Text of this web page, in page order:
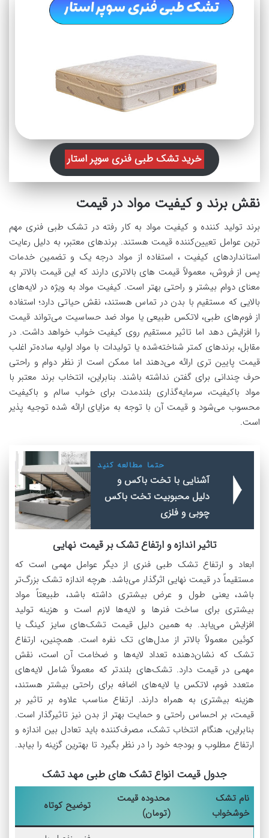
خرید تشک طبی فنری سوپر استار
نقش برند و کیفیت مواد در قیمت
برند تولید کننده و کیفیت مواد به کار رفته در تشک طبی فنری مهم‌
ترین عوامل تعیین‌کننده قیمت هستند. برندهای معتبر، به دلیل رعایت
استانداردهای کیفیت ، استفاده از مواد درجه یک و تضمین خدمات
پس از فروش، معمولاً قیمت‌ های بالاتری دارند که این قیمت بالاتر به
معنای دوام بیشتر و راحتی بهتر است. کیفیت مواد به ویژه در لایه‌های
بالایی که مستقیم با بدن در تماس هستند، نقش حیاتی دارد؛ استفاده
از فوم‌های طبی، لاتکس طبیعی یا مواد ضد حساسیت می‌تواند قیمت
را افزایش دهد اما تاثیر مستقیم روی کیفیت خواب خواهد داشت. در
مقابل، برندهای کمتر شناخته‌شده یا تولیدات با مواد اولیه ساده‌تر اغلب
قیمت پایین‌ تری ارائه می‌دهند اما ممکن است از نظر دوام و راحتی
حرف چندانی برای گفتن نداشته باشند. بنابراین، انتخاب برند معتبر با
مواد باکیفیت، سرمایه‌گذاری بلندمدت برای خواب سالم و باکیفیت
محسوب می‌شود و قیمت آن با توجه به مزایای ارائه شده توجیه‌ پذیر
است.
حتما مطالعه کنید
آشنایی با تخت باکس و
دلیل محبوبیت تخت باکس
چوبی و فلزی
تاثیر اندازه و ارتفاع تشک بر قیمت نهایی
ابعاد و ارتفاع تشک طبی فنری از دیگر عوامل مهمی است که
مستقیماً در قیمت نهایی اثرگذار می‌باشد. هرچه اندازه تشک بزرگ‌تر
باشد، یعنی طول و عرض بیشتری داشته باشد، طبیعتاً مواد
بیشتری برای ساخت فنرها و لایه‌ها لازم است و هزینه تولید
افزایش می‌یابد. به همین دلیل قیمت تشک‌های سایز کینگ یا
کوئین معمولاً بالاتر از مدل‌های تک نفره است. همچنین، ارتفاع
تشک که نشان‌دهنده تعداد لایه‌ها و ضخامت آن است، نقش
مهمی در قیمت دارد. تشک‌های بلندتر که معمولاً شامل لایه‌های
متعدد فوم، لاتکس یا لایه‌های اضافه برای راحتی بیشتر هستند،
هزینه بیشتری به همراه دارند. ارتفاع مناسب علاوه بر تاثیر بر
قیمت، بر احساس راحتی و حمایت بهتر از بدن نیز تاثیرگذار است.
بنابراین، هنگام انتخاب تشک، مصرف‌کننده باید تعادل بین اندازه و
ارتفاع مطلوب و بودجه خود را در نظر بگیرد تا بهترین گزینه را بیابد.
جدول قیمت انواع تشک های طبی مهد تشک
نام تشک
خوشخواب
محدوده قیمت
(تومان)
توضیح کوتاه